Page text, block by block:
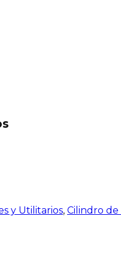
y Utilitarios, Cilindro